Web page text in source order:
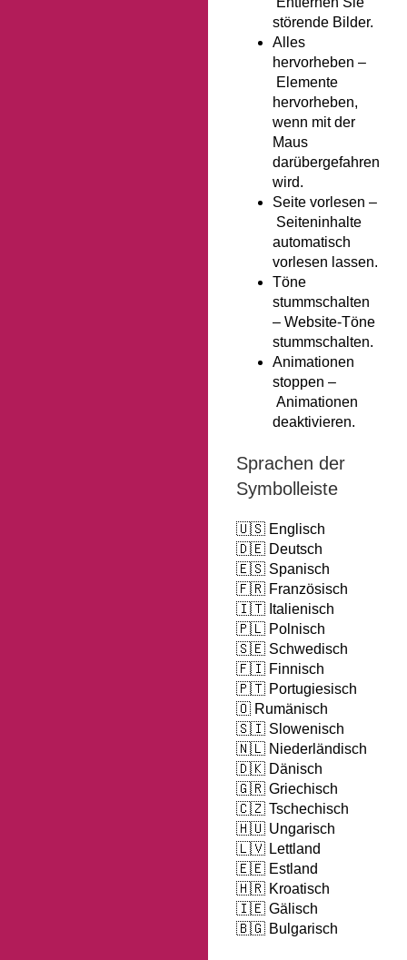
störende Bilder.
Alles
hervorheben –
Elemente
hervorheben,
wenn mit der
Maus
darübergefahren
wird.
Seite vorlesen –
Seiteninhalte
automatisch
vorlesen lassen.
Töne
stummschalten
– Website-Töne
stummschalten.
Animationen
stoppen –
Animationen
deaktivieren.
Sprachen der
Symbolleiste
🇺🇸 Englisch
🇩🇪 Deutsch
🇪🇸 Spanisch
🇫🇷 Französisch
🇮🇹 Italienisch
🇵🇱 Polnisch
🇸🇪 Schwedisch
🇫🇮 Finnisch
🇵🇹 Portugiesisch
🇴 Rumänisch
🇸🇮 Slowenisch
🇳🇱 Niederländisch
🇩🇰 Dänisch
🇬🇷 Griechisch
🇨🇿 Tschechisch
🇭🇺 Ungarisch
🇱🇻 Lettland
🇪🇪 Estland
🇭🇷 Kroatisch
🇮🇪 Gälisch
🇧🇬 Bulgarisch